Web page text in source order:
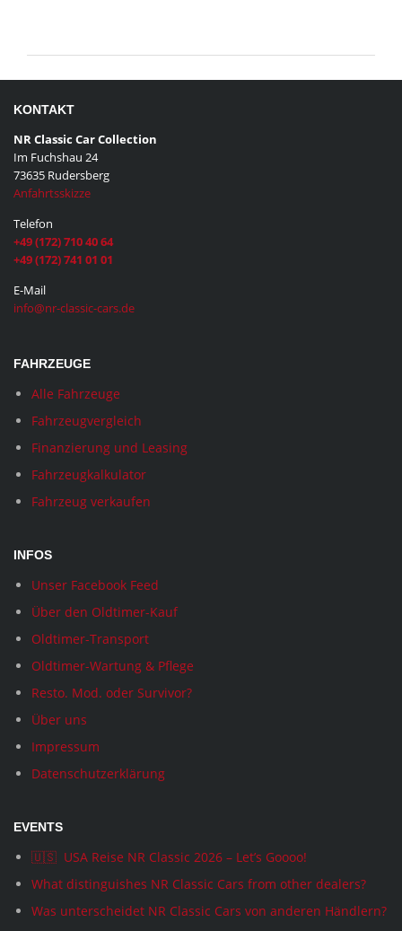
KONTAKT
NR Classic Car Collection
Im Fuchshau 24
73635 Rudersberg
Anfahrtsskizze
Telefon
+49 (172) 710 40 64
+49 (172) 741 01 01
E-Mail
info@nr-classic-cars.de
FAHRZEUGE
Alle Fahrzeuge
Fahrzeugvergleich
Finanzierung und Leasing
Fahrzeugkalkulator
Fahrzeug verkaufen
INFOS
Unser Facebook Feed
Über den Oldtimer-Kauf
Oldtimer-Transport
Oldtimer-Wartung & Pflege
Resto. Mod. oder Survivor?
Über uns
Impressum
Datenschutzerklärung
EVENTS
🇺🇸 USA Reise NR Classic 2026 – Let’s Goooo!
What distinguishes NR Classic Cars from other dealers?
Was unterscheidet NR Classic Cars von anderen Händlern?